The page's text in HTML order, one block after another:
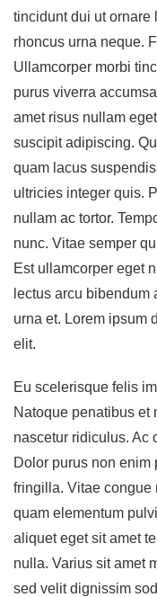
tincidunt dui ut ornare
rhoncus urna neque.
Ullamcorper morbi
purus viverra
amet risus nullam
suscipit adipiscing.
quam lacus
ultricies integer quis.
nullam ac tortor.
nunc. Vitae semper
Est ullamcorper eget
lectus arcu bibendum
urna et. Lorem ipsum
elit.
Eu scelerisque felis
Natoque penatibus et
nascetur ridiculus. Ac
Dolor purus non enim
fringilla. Vitae congue
quam elementum
aliquet eget sit amet
nulla. Varius sit amet
sed velit dignissim